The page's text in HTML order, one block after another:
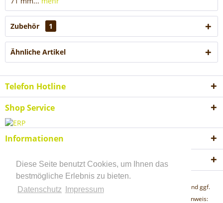
Diese Seite benutzt Cookies, um Ihnen das
bestmögliche Erlebnis zu bieten.
Datenschutz
Impressum
Zubehör 1
Ähnliche Artikel
Telefon Hotline
Shop Service
Informationen
Akzeptierte Zahlungsweisen
* Alle Preise inkl. gesetzl. Mehrwertsteuer zzgl.
und ggf.
Nachnahmegebühren, wenn nicht anders beschrieben "Lieferhinweis: